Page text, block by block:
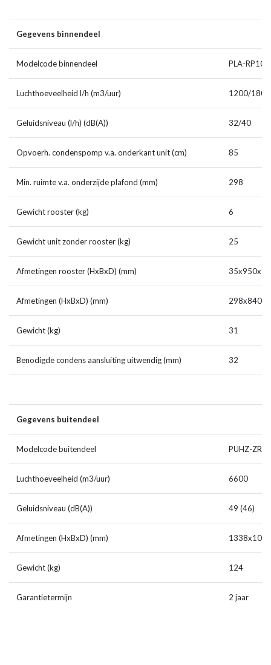
Gegevens binnendeel
Modelcode binnendeel PLA-RP100
Luchthoeveelheid l/h (m3/uur) 1200/1800
Geluidsniveau (l/h) (dB(A)) 32/40
Opvoerh. condenspomp v.a. onderkant unit (cm) 85
Min. ruimte v.a. onderzijde plafond (mm) 298
Gewicht rooster (kg) 6
Gewicht unit zonder rooster (kg) 25
Afmetingen rooster (HxBxD) (mm)
Afmetingen (HxBxD) (mm)
Gewicht (kg) 31
Benodigde condens aansluiting uitwendig (mm) 32
Gegevens buitendeel
Modelcode buitendeel PUHZ-
Luchthoeveelheid (m3/uur) 6600
Geluidsniveau (dB(A)) 49 (46)
Afmetingen (HxBxD) (mm)
Gewicht (kg) 124
Garantietermijn 2 jaar